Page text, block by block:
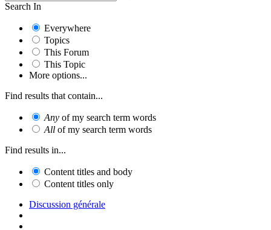
Search In
Everywhere
Topics
This Forum
This Topic
More options...
Find results that contain...
Any of my search term words
All of my search term words
Find results in...
Content titles and body
Content titles only
Discussion générale